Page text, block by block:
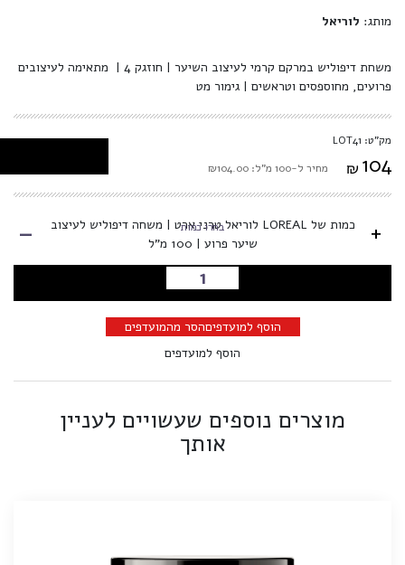
מותג: לוריאל
משחת דיפוליש במרקם קרמי לעיצוב השיער | חוזגק 4 | מתאימה לעיצובים
פרועים, מחוספסים וטראשים | גימור מט
מק"ט: LOT41
₪ 104 מחיר ל-100 מ"ל: ₪104.00
+
כמות של LOREAL לוריאל טרני ארט | משחה דיפוליש לעיצוב
שיער פרוע | 100 מ"ל
בחרו כמות -
הוספה לסל
הוסף למועדפיםהסר מהמועדפים
הוסף למועדפים
מוצרים נוספים שעשויים לעניין
אותך